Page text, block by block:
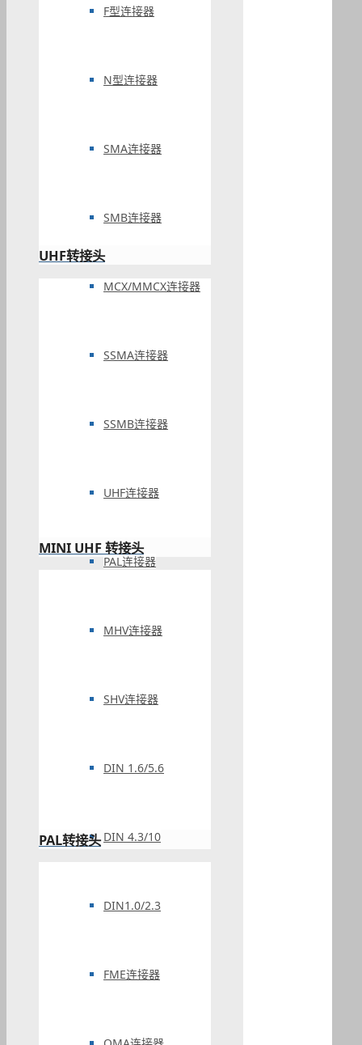
F型连接器
N型连接器
SMA连接器
SMB连接器
MCX/MMCX连接器
SSMA连接器
SSMB连接器
UHF连接器
PAL连接器
MHV连接器
SHV连接器
DIN 1.6/5.6
DIN 4.3/10
DIN1.0/2.3
FME连接器
UHF转接头
MINI UHF 转接头
PAL转接头